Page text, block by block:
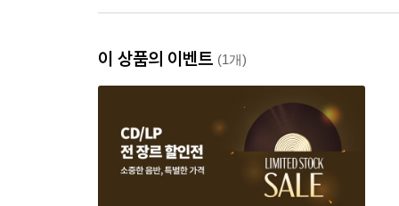
이 상품의 이벤트 (1개)